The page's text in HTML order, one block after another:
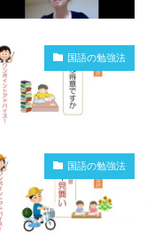
国語の勉強法
国語の勉強法